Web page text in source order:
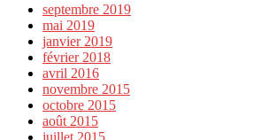
septembre 2019
mai 2019
janvier 2019
février 2018
avril 2016
novembre 2015
octobre 2015
août 2015
juillet 2015